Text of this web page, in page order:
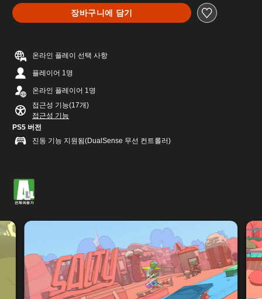
장바구니에 담기
온라인 플레이 선택 사항
플레이어 1명
온라인 플레이어 1명
접근성 기능(17개)
접근성 기능
PS5 버전
진동 기능 지원됨(DualSense 무선 컨트롤러)